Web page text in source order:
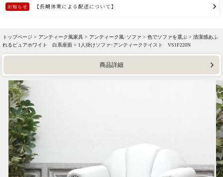
トップページ > アンティーク風家具 > アンティーク風･ソファ > 色でソファを選ぶ > 清潔感あふ
れるピュアホワイト 白系座面 > 1人掛けソファ･アンティークテイスト VS1F220N
商品詳細